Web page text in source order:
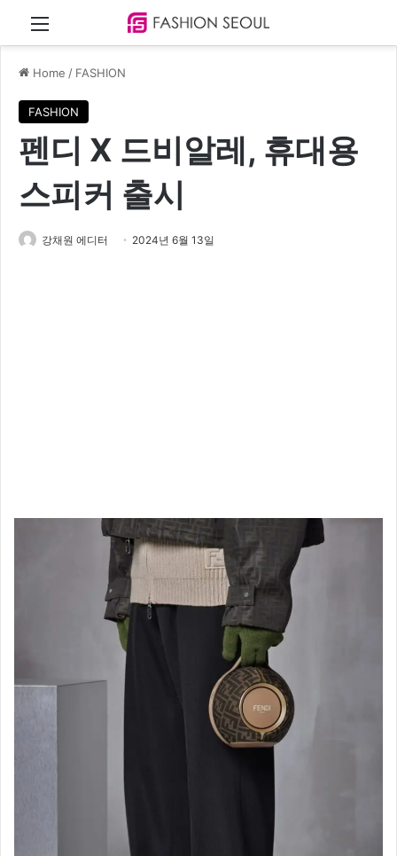
Menu
Home / FASHION
FASHION
펜디 X 드비알레, 휴대용
스피커 출시
강채원 에디터 2024년 6월 13일